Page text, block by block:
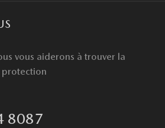
vous aiderons à trouver la
protection
8087